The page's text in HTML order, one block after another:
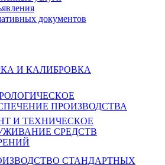
документов
И КАЛИБРОВКА
ПРОИЗВОДСТВА
И ТЕХНИЧЕСКОЕ
СРЕДСТВ
СТАНДАРТНЫХ